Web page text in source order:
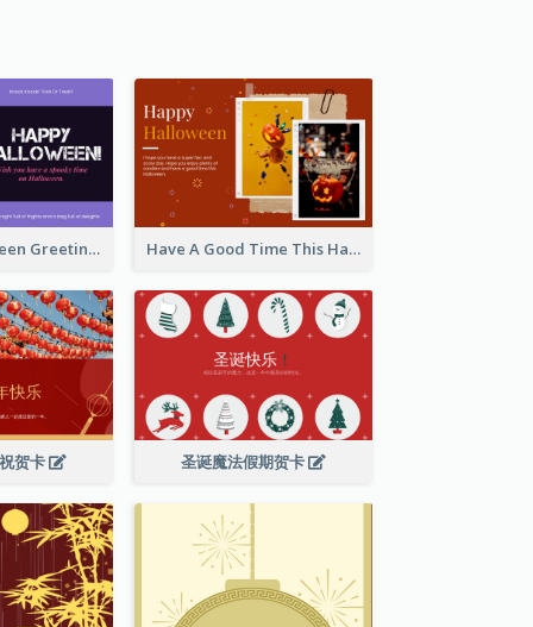
Spooky Halloween Greeting Card Have A Good Time This Halloween Greeting Card
贺卡 圣诞魔法假期贺卡